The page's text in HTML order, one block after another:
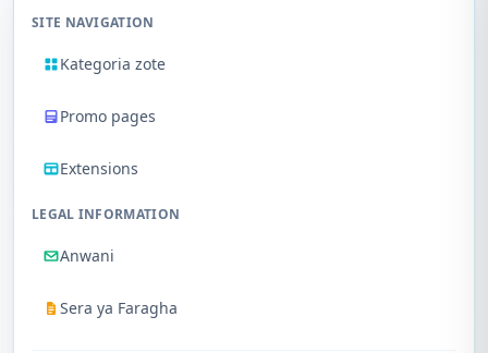
SITE NAVIGATION
Kategoria zote
Promo pages
Extensions
LEGAL INFORMATION
Anwani
Sera ya Faragha